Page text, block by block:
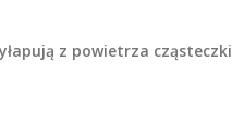
z powietrza